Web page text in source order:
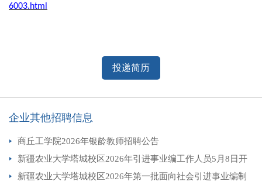
6003.html
投递简历
企业其他招聘信息
商丘工学院2026年银龄教师招聘公告
新疆农业大学塔城校区2026年引进事业编工作人员5月8日开
启直播带岗
新疆农业大学塔城校区2026年第一批面向社会引进事业编制